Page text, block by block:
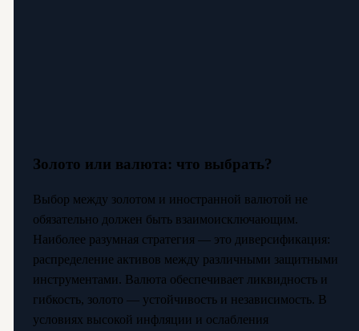
Золото или валюта: что выбрать?
Выбор между золотом и иностранной валютой не
обязательно должен быть взаимоисключающим.
Наиболее разумная стратегия — это диверсификация:
распределение активов между различными защитными
инструментами. Валюта обеспечивает ликвидность и
гибкость, золото — устойчивость и независимость. В
условиях высокой инфляции и ослабления